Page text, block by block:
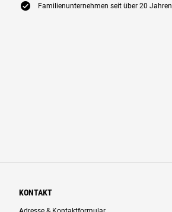
E Familienunternehmen seit über 20 Jahren
KONTAKT